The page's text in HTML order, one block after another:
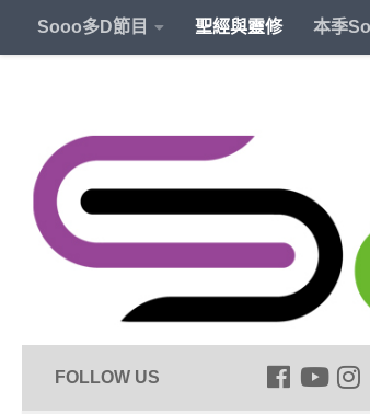
Sooo多D節目 聖經與靈修 本季